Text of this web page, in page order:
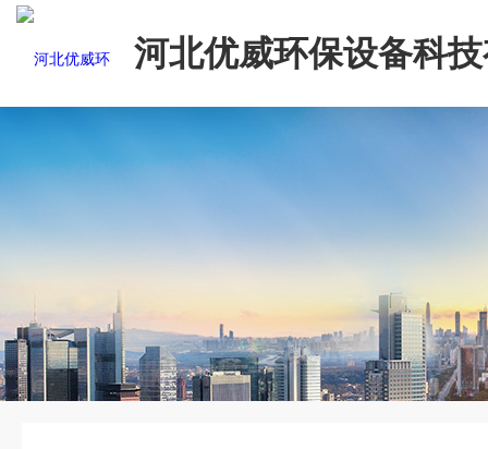
河北优威环保设备科
司